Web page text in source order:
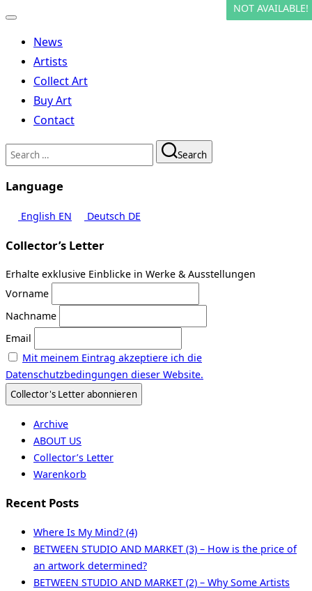
Toggle
navigationNews
Artists
Collect Art
Buy Art
Contact
Search
for:
Search
Language
English EN Deutsch DE
Collector’s Letter
Erhalte exklusive Einblicke in Werke & Ausstellungen
Vorname
Nachname
Email
Mit meinem Eintrag akzeptiere ich die
Datenschutzbedingungen dieser Website.
Archive
ABOUT US
Collector’s Letter
Warenkorb
Recent Posts
Where Is My Mind? (4)
BETWEEN STUDIO AND MARKET (3) – How is the price of
an artwork determined?
BETWEEN STUDIO AND MARKET (2) – Why Some Artists
NOT AVAILABLE!
NOT AVAILABLE!